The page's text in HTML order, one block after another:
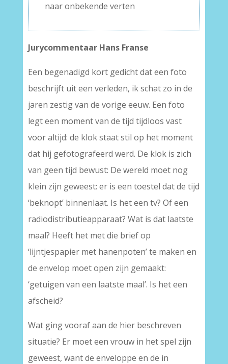
naar onbekende verten
Jurycommentaar Hans Franse
Een begenadigd kort gedicht dat een foto
beschrijft uit een verleden, ik schat zo in de
jaren zestig van de vorige eeuw. Een foto
legt een moment van de tijd tijdloos vast
voor altijd: de klok staat stil op het moment
dat hij gefotografeerd werd. De klok is zich
van geen tijd bewust: De wereld moet nog
klein zijn geweest: er is een toestel dat de tijd
‘beknopt’ binnenlaat. Is het een tv? Of een
radiodistributieapparaat? Wat is dat laatste
maal? Heeft het met die brief op
‘lijntjespapier met hanenpoten’ te maken en
de envelop moet open zijn gemaakt:
‘getuigen van een laatste maal’. Is het een
afscheid?
Wat ging vooraf aan de hier beschreven
situatie? Er moet een vrouw in het spel zijn
geweest, want de enveloppe en de in